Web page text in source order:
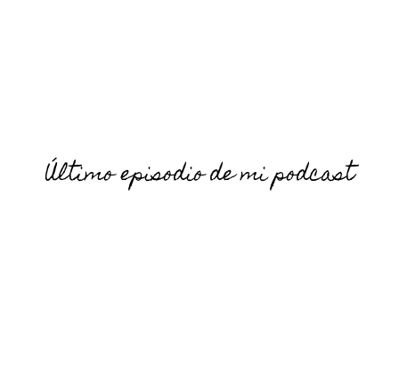
Último episodio de mi podcast